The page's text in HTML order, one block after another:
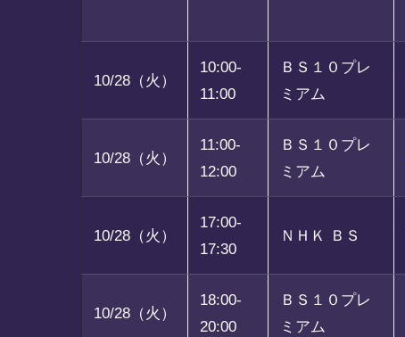
10/28（火）
10:00-
11:00
ＢＳ１０プレ
ミアム
10/28（火）
11:00-
12:00
ＢＳ１０プレ
ミアム
10/28（火）
17:00-
17:30
ＮＨＫ ＢＳ
10/28（火）
18:00-
20:00
ＢＳ１０プレ
ミアム